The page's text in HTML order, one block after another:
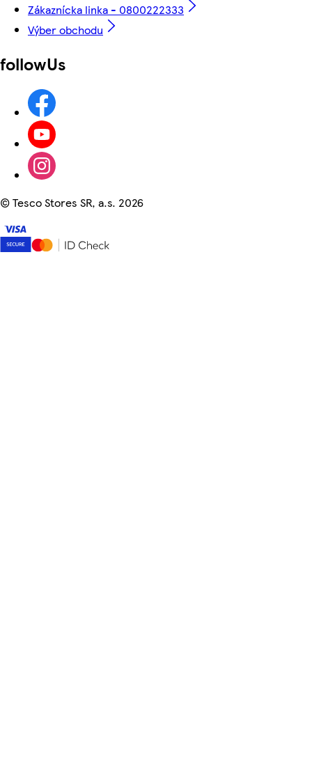
Zákaznícka linka - 0800222333
Výber obchodu
followUs
©Tesco Stores SR, a.s. 2026